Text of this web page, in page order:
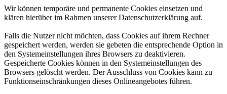
Wir können temporäre und permanente Cookies einsetzen und
klären hierüber im Rahmen unserer Datenschutzerklärung auf.
Falls die Nutzer nicht möchten, dass Cookies auf ihrem Rechner
gespeichert werden, werden sie gebeten die entsprechende Option in
den Systemeinstellungen ihres Browsers zu deaktivieren.
Gespeicherte Cookies können in den Systemeinstellungen des
Browsers gelöscht werden. Der Ausschluss von Cookies kann zu
Funktionseinschränkungen dieses Onlineangebotes führen.